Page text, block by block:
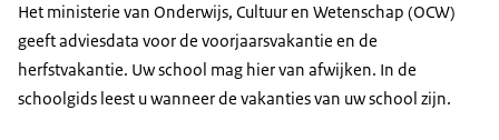
Het ministerie van Onderwijs, Cultuur en Wetenschap (OCW)
geeft adviesdata voor de voorjaarsvakantie en de
herfstvakantie. Uw school mag hier van afwijken. In de
schoolgids leest u wanneer de vakanties van uw school zijn.